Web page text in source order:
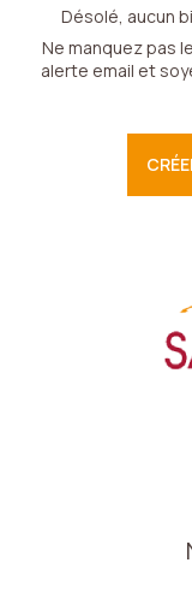
Désolé, aucun
Ne manquez pas
alerte email et